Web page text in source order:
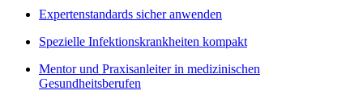
Expertenstandards sicher anwenden
Spezielle Infektionskrankheiten kompakt
Mentor und Praxisanleiter in medizinischen
Gesundheitsberufen